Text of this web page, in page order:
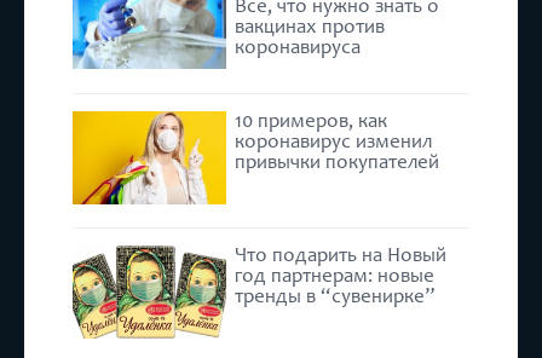
Все, что нужно знать о
вакцинах против
коронавируса
10 примеров, как
коронавирус изменил
привычки покупателей
Что подарить на Новый
год партнерам: новые
тренды в “сувенирке”